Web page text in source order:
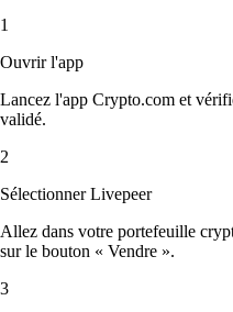
1
Ouvrir l'app
Lancez l'app Crypto.com et
validé.
2
Sélectionner Livepeer
Allez dans votre portefeuille
sur le bouton « Vendre ».
3